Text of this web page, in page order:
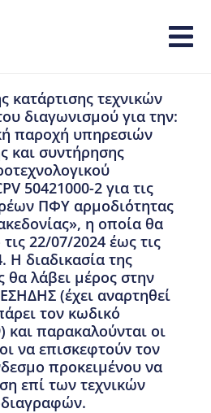
κατάρτισης τεχνικών
διαγωνισμού για την:
παροχή υπηρεσιών
και συντήρησης
50421000-2 για τις
ΠΦΥ αρμοδιότητας
η οποία θα
22/07/2024 έως τις
Η διαδικασία της
θα λάβει μέρος στην
(έχει αναρτηθεί
τον κωδικό
και παρακαλούνται οι
να επισκεφτούν τον
προκειμένου να
επί των τεχνικών